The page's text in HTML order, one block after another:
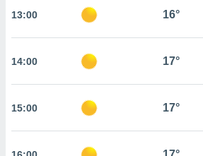
ni para
aunque
no
abono
13:00 16°
14:00 17°
15:00 17°